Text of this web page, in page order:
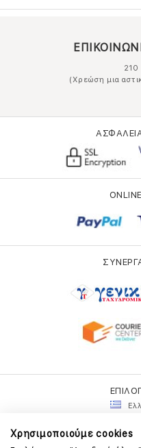
(Χρεώση μια
Χρησιμοποιούμε cookies